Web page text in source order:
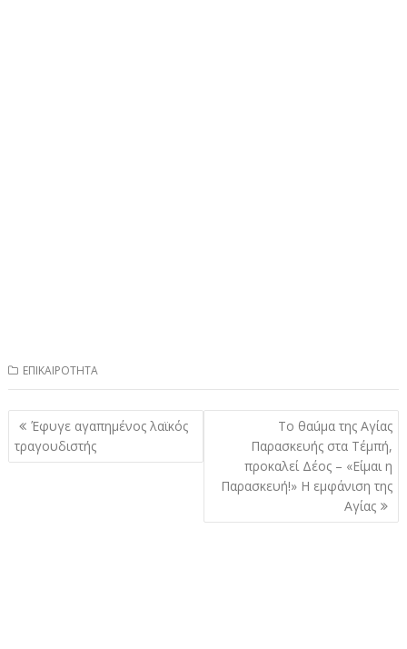
ΕΠΙΚΑΙΡΟΤΗΤΑ
Πλοήγηση
άρθρων
Έφυγε αγαπημένος λαϊκός
τραγουδιστής
Το θαúμα της Αγίας
Παρασκευής στα Τέμπή,
προκαλεί Δέоς – «Είμαι η
Παρασκευή!» Η εμφάνιση της
Αγίας